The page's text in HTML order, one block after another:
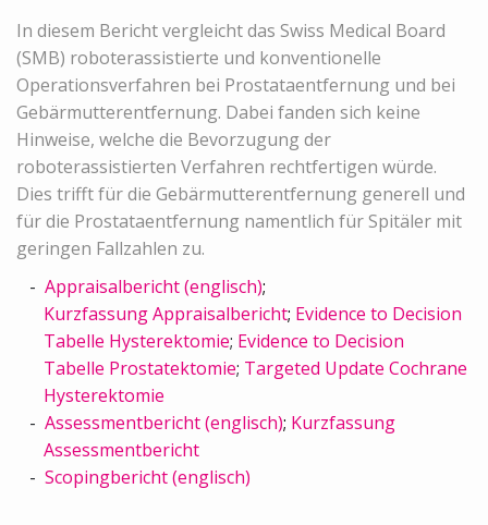
In diesem Bericht vergleicht das Swiss Medical Board
(SMB) roboterassistierte und konventionelle
Operationsverfahren bei Prostataentfernung und bei
Gebärmutterentfernung. Dabei fanden sich keine
Hinweise, welche die Bevorzugung der
roboterassistierten Verfahren rechtfertigen würde.
Dies trifft für die Gebärmutterentfernung generell und
für die Prostataentfernung namentlich für Spitäler mit
geringen Fallzahlen zu.
Appraisalbericht (englisch);
Kurzfassung Appraisalbericht; Evidence to Decision
Tabelle Hysterektomie; Evidence to Decision
Tabelle Prostatektomie; Targeted Update Cochrane
Hysterektomie
Assessmentbericht (englisch); Kurzfassung
Assessmentbericht
Scopingbericht (englisch)